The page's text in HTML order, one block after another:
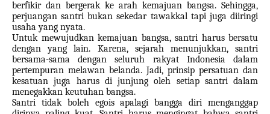
berfikir dan bergerak ke arah kemajuan bangsa. Sehingga,
perjuangan santri bukan sekedar tawakkal tapi juga diiringi
usaha yang nyata.
Untuk mewujudkan kemajuan bangsa, santri harus bersatu
dengan yang lain. Karena, sejarah menunjukkan, santri
bersama-sama dengan seluruh rakyat Indonesia dalam
pertempuran melawan belanda. Jadi, prinsip persatuan dan
kesatuan juga harus di junjung oleh setiap santri dalam
menegakkan keutuhan bangsa.
Santri tidak boleh egois apalagi bangga diri menganggap